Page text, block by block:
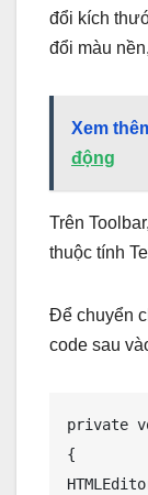
đổi kích
đổi màu
Xem
động
Trên
thuộc tính
Để chuyển
code sau
private
{